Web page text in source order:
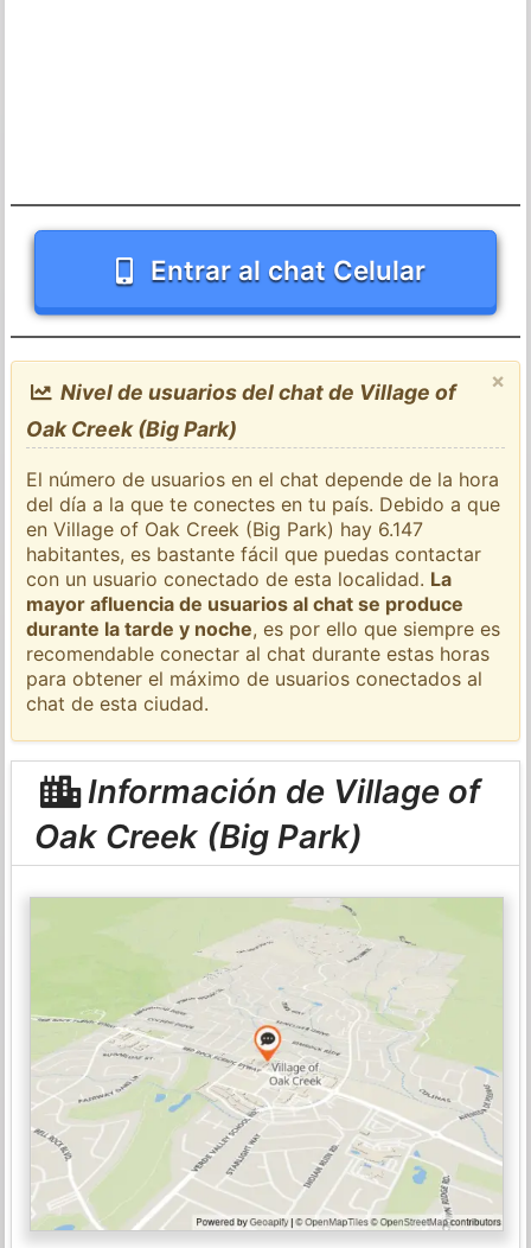
Entrar al chat Celular
×
Nivel de usuarios del chat de Village of
Oak Creek (Big Park)
El número de usuarios en el chat depende de la hora
del día a la que te conectes en tu país. Debido a que
en Village of Oak Creek (Big Park) hay 6.147
habitantes, es bastante fácil que puedas contactar
con un usuario conectado de esta localidad. La
mayor afluencia de usuarios al chat se produce
durante la tarde y noche, es por ello que siempre es
recomendable conectar al chat durante estas horas
para obtener el máximo de usuarios conectados al
chat de esta ciudad.
Información de Village of
Oak Creek (Big Park)